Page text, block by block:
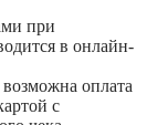
при
в онлайн-
оплата
с